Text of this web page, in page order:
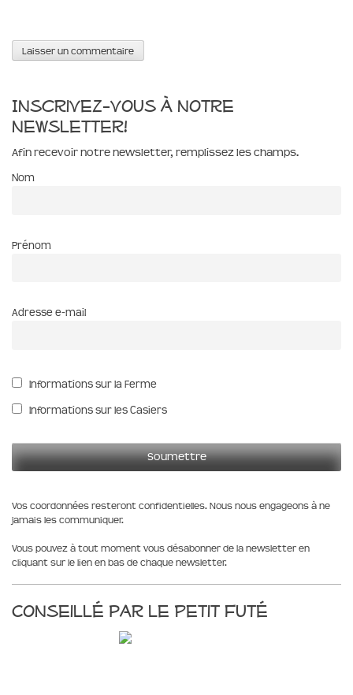
Inscrivez-vous à notre
newsletter!
Afin recevoir notre newsletter, remplissez les champs.
Nom
Prénom
Adresse e-mail
Informations sur la Ferme
Informations sur les Casiers
Vos coordonnées resteront confidentielles. Nous nous engageons à ne
jamais les communiquer.
Vous pouvez à tout moment vous désabonner de la newsletter en
cliquant sur le lien en bas de chaque newsletter.
Conseillé par le Petit Futé